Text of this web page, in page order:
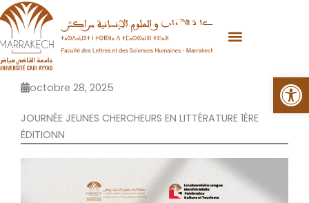
Ouvrir
Aller
au
contenu
octobre 28, 2025
JOURNÉE JEUNES CHERCHEURS EN LITTÉRATURE 1ÉRE
ÉDITIONN